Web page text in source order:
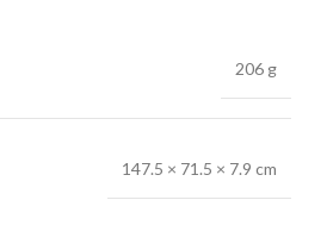
206 g
147.5 × 71.5 × 7.9 cm